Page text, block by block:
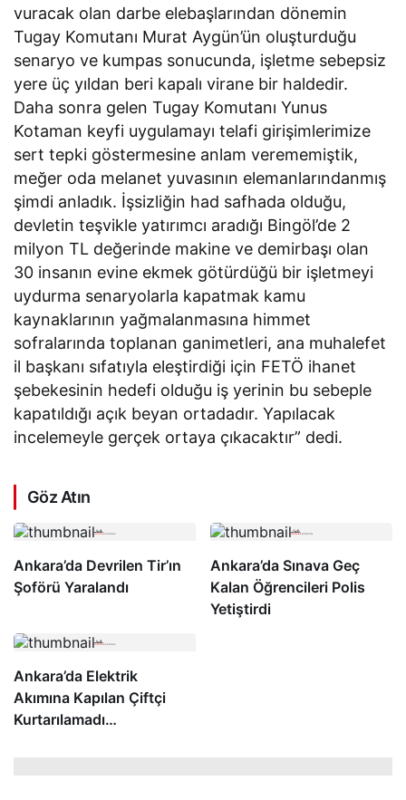
vuracak olan darbe elebaşlarından dönemin
Tugay Komutanı Murat Aygün’ün oluşturduğu
senaryo ve kumpas sonucunda, işletme sebepsiz
yere üç yıldan beri kapalı virane bir haldedir.
Daha sonra gelen Tugay Komutanı Yunus
Kotaman keyfi uygulamayı telafi girişimlerimize
sert tepki göstermesine anlam verememiştik,
meğer oda melanet yuvasının elemanlarındanmış
şimdi anladık. İşsizliğin had safhada olduğu,
devletin teşvikle yatırımcı aradığı Bingöl’de 2
milyon TL değerinde makine ve demirbaşı olan
30 insanın evine ekmek götürdüğü bir işletmeyi
uydurma senaryolarla kapatmak kamu
kaynaklarının yağmalanmasına himmet
sofralarında toplanan ganimetleri, ana muhalefet
il başkanı sıfatıyla eleştirdiği için FETÖ ihanet
şebekesinin hedefi olduğu iş yerinin bu sebeple
kapatıldığı açık beyan ortadadır. Yapılacak
incelemeyle gerçek ortaya çıkacaktır” dedi.
Göz Atın
Ankara’da Devrilen Tir’ın
Şoförü Yaralandı
Ankara’da Sınava Geç
Kalan Öğrencileri Polis
Yetiştirdi
Ankara’da Elektrik
Akımına Kapılan Çiftçi
Kurtarılamadı…